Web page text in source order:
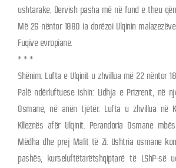
ushtarake, Dervish pasha më në fund e theu
Më 26 nëntor 1880 ia dorëzoi Ulqinin
Fuqive evropiane.
* * *
Shënim: Lufta e Ulqinit u zhvillua më 22 nëntor
Palë ndërluftuese ishin: Lidhja e Prizrenit, në
Osmane, në anën tjetër. Lufta u zhvillua në
Klleznës afër Ulqinit. Perandoria Osmane
Mëdha dhe prej Malit të Zi. Ushtria osmane
pashës, kurseluftëtarëtshqiptarë të LShP-së